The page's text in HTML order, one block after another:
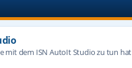
mit dem ISN AutoIt Studio zu tun hat